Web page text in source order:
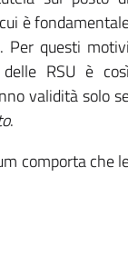
è
Per questi
RSU è
validità solo
.
comporta che